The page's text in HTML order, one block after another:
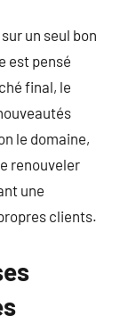
un seul bon
est pensé
final, le
le domaine,
renouveler
une
clients.